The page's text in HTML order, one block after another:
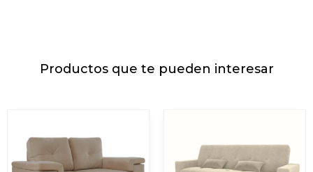
Productos que te pueden interesar